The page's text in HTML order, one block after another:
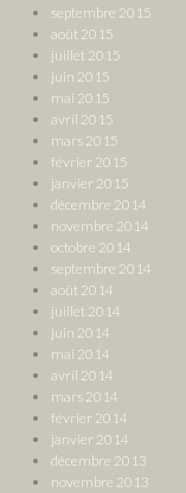
septembre 2015
août 2015
juillet 2015
juin 2015
mai 2015
avril 2015
mars 2015
février 2015
janvier 2015
décembre 2014
novembre 2014
octobre 2014
septembre 2014
août 2014
juillet 2014
juin 2014
mai 2014
avril 2014
mars 2014
février 2014
janvier 2014
décembre 2013
novembre 2013